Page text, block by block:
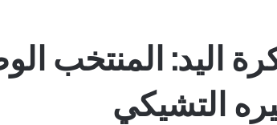
اليد: المنتخب
التشيكي